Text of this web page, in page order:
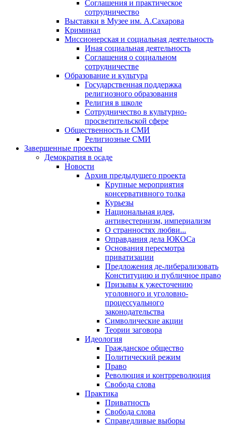
Соглашения и практическое
сотрудничество
Выставки в Музее им. А.Сахарова
Криминал
Миссионерская и социальная деятельность
Иная социальная деятельность
Соглашения о социальном
сотрудничестве
Образование и культура
Государственная поддержка
религиозного образования
Религия в школе
Сотрудничество в культурно-
просветительской сфере
Общественность и СМИ
Религиозные СМИ
Завершенные проекты
Демократия в осаде
Новости
Архив предыдущего проекта
Крупные мероприятия
консервативного толка
Курьезы
Национальная идея,
антивестернизм, империализм
О странностях любви...
Оправдания дела ЮКОСа
Основания пересмотра
приватизации
Предложения де-либерализовать
Конституцию и публичное право
Призывы к ужесточению
уголовного и уголовно-
процессуального
законодательства
Символические акции
Теории заговора
Идеология
Гражданское общество
Политический режим
Право
Революция и контрреволюция
Свобода слова
Практика
Приватность
Свобода слова
Справедливые выборы